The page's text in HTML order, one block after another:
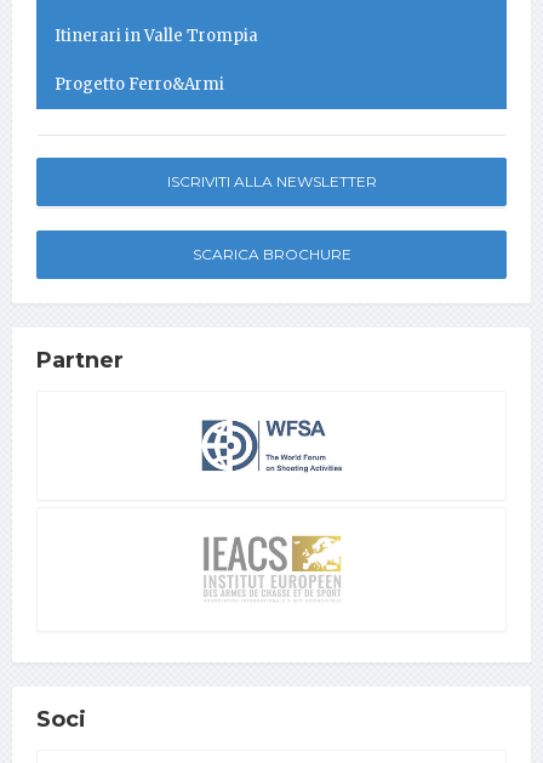
Itinerari in Valle Trompia
Progetto Ferro&Armi
ISCRIVITI ALLA NEWSLETTER
SCARICA BROCHURE
Partner
Soci